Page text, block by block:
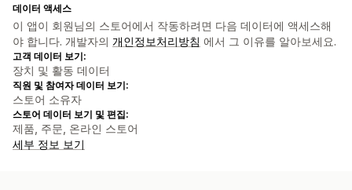
데이터 액세스
이 앱이 회원님의 스토어에서 작동하려면 다음 데이터에 액세스해
야 합니다. 개발자의 개인정보처리방침 에서 그 이유를 알아보세요.
고객 데이터 보기:
장치 및 활동 데이터
직원 및 참여자 데이터 보기:
스토어 소유자
스토어 데이터 보기 및 편집:
제품, 주문, 온라인 스토어
세부 정보 보기